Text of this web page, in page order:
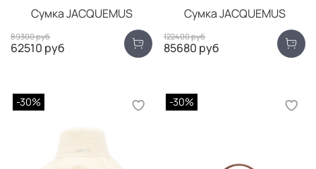
Сумка JACQUEMUS
89300 руб
62510 руб
Сумка JACQUEMUS
122400 руб
85680 руб
-30% -30%